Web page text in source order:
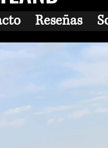
Reseñas